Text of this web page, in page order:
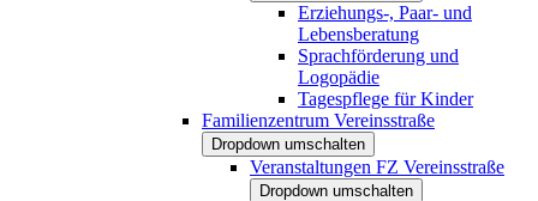
Erziehungs-, Paar- und
Lebensberatung
Sprachförderung und
Logopädie
Tagespflege für Kinder
Familienzentrum Vereinsstraße
Dropdown umschalten
Veranstaltungen FZ Vereinsstraße
Dropdown umschalten